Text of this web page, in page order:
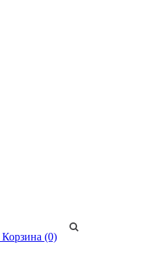
Корзина (0)